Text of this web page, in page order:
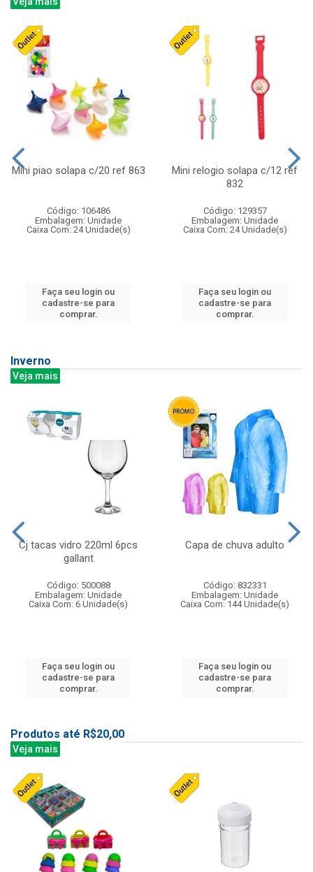
Mini piao solapa c/20 ref 863
Código: 106486
Embalagem: Unidade
Caixa Com: 24 Unidade(s)
Faça seu login ou
cadastre-se para
comprar.
Mini relogio solapa c/12 ref
832
Código: 129357
Embalagem: Unidade
Caixa Com: 24 Unidade(s)
Faça seu login ou
cadastre-se para
comprar.
Inverno
Veja mais
Cj tacas vidro 220ml 6pcs
gallant
Código: 500088
Embalagem: Unidade
Caixa Com: 6 Unidade(s)
Faça seu login ou
cadastre-se para
comprar.
Capa de chuva adulto
Código: 832331
Embalagem: Unidade
Caixa Com: 144 Unidade(s)
Faça seu login ou
cadastre-se para
comprar.
Produtos até R$20,00
Veja mais